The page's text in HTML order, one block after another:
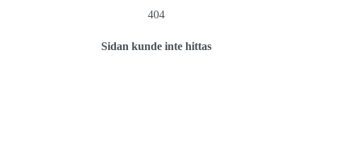
404
Sidan kunde inte hittas